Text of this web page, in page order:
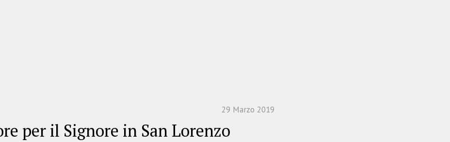
29 Marzo 2019
per il Signore in San Lorenzo